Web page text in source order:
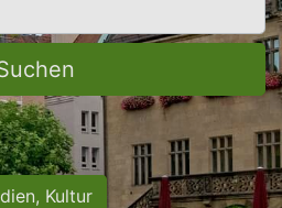
Kultur